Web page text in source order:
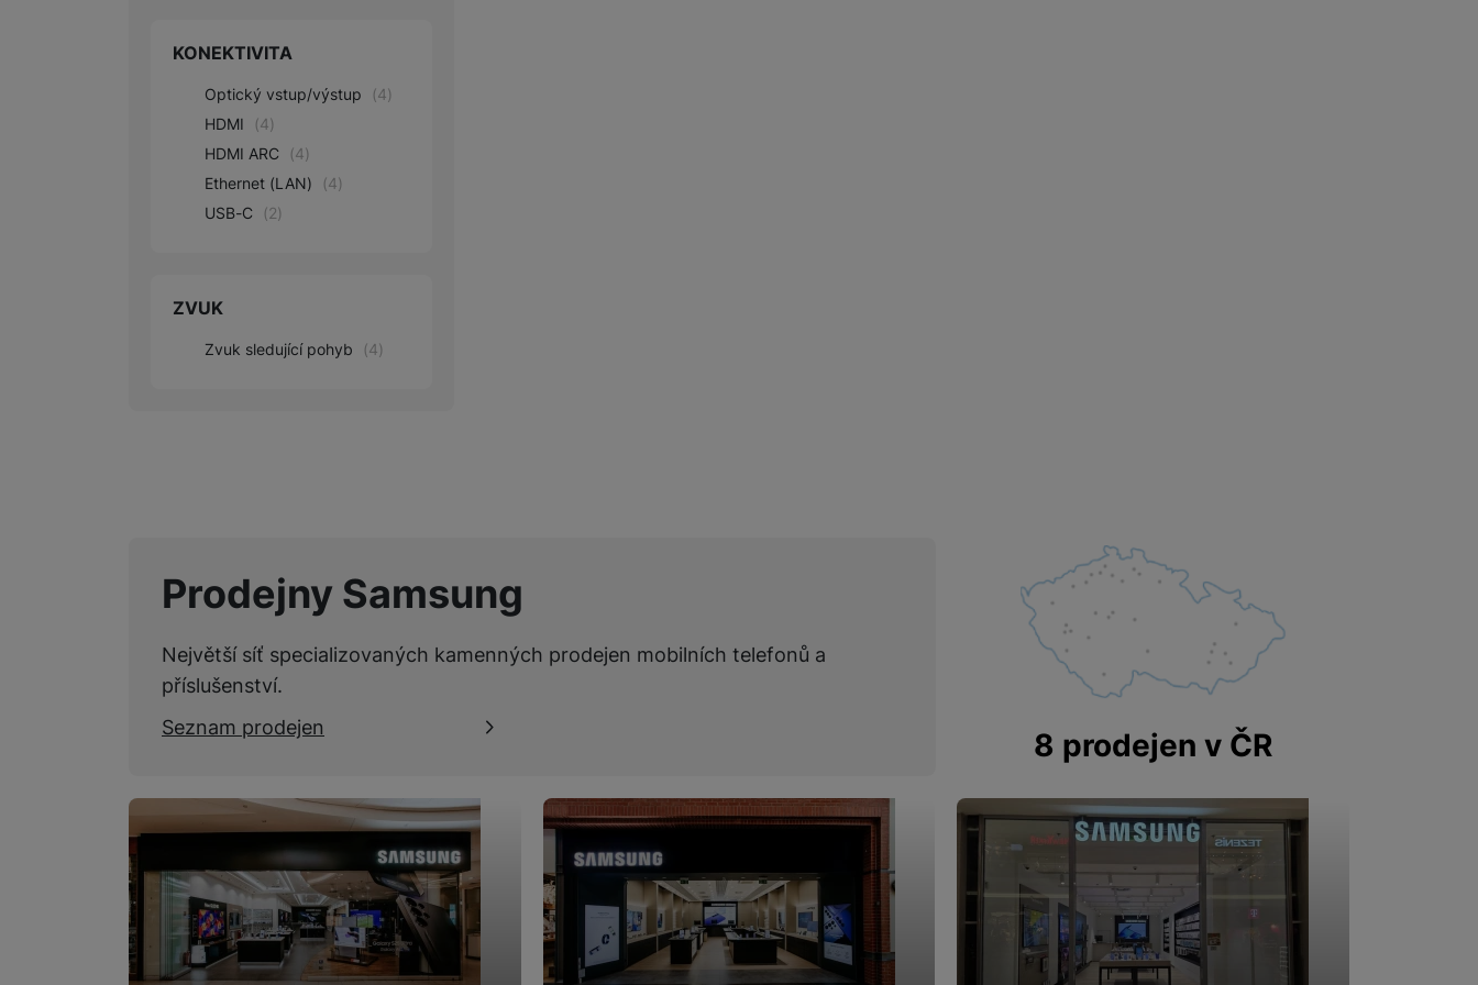
KONEKTIVITA
Optický vstup/výstup (4)
HDMI
(4)
HDMI ARC
(4)
Ethernet (LAN)
(4)
USB-C
(2)
ZVUK
Zvuk sledující pohyb (4)
Prodejny Samsung
Největší síť specializovaných kamenných prodejen mobilních telefonů a
příslušenství.
Seznam prodejen
8 prodejen v ČR